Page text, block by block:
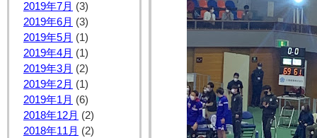
2019年7月 (3)
2019年6月 (3)
2019年5月 (1)
2019年4月 (1)
2019年3月 (2)
2019年2月 (1)
2019年1月 (6)
2018年12月 (2)
2018年11月 (2)